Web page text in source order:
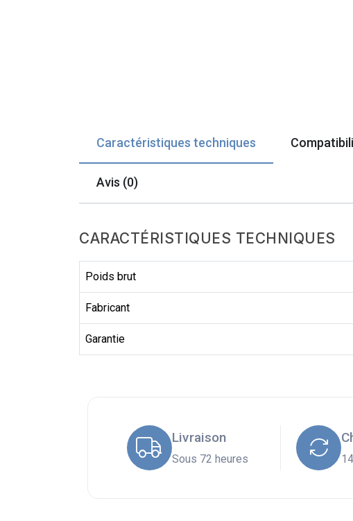
Caractéristiques techniques
Avis (0)
CARACTÉRISTIQUES TECHNIQUES
Poids brut
Fabricant
Garantie
Livraison
Sous 72 heures